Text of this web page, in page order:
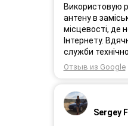
Використовую
антену в
місцевості, де
Інтернету.
служби
інженерам за
сервісне
роки після
прийняте тоді
обладнання в компанії 3G
Отзыв из Google
Sergey